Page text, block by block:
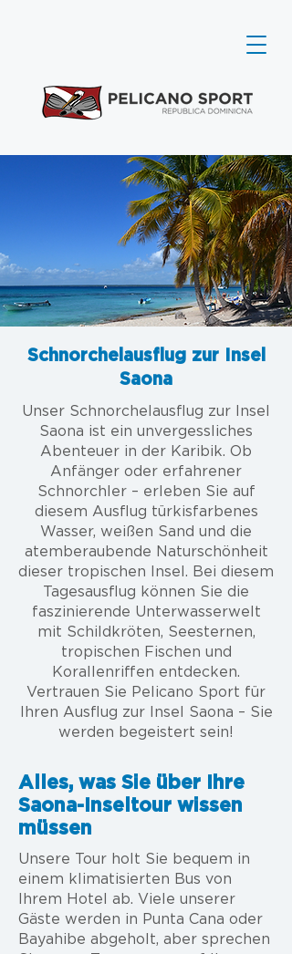
Schnorchelausflug zur Insel
Saona
Unser Schnorchelausflug zur Insel
Saona ist ein unvergessliches
Abenteuer in der Karibik. Ob
Anfänger oder erfahrener
Schnorchler – erleben Sie auf
diesem Ausflug türkisfarbenes
Wasser, weißen Sand und die
atemberaubende Naturschönheit
dieser tropischen Insel. Bei diesem
Tagesausflug können Sie die
faszinierende Unterwasserwelt
mit Schildkröten, Seesternen,
tropischen Fischen und
Korallenriffen entdecken.
Vertrauen Sie Pelicano Sport für
Ihren Ausflug zur Insel Saona – Sie
werden begeistert sein!
Alles, was Sie über Ihre
Saona-Inseltour wissen
müssen
Unsere Tour holt Sie bequem in
einem klimatisierten Bus von
Ihrem Hotel ab. Viele unserer
Gäste werden in Punta Cana oder
Bayahibe abgeholt, aber sprechen